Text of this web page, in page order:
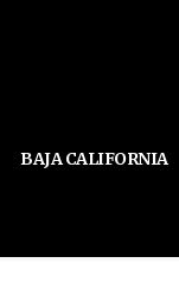
BAJA CALIFORNIA